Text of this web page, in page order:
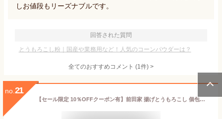
しお値段もリーズナブルです。
回答された質問
とうもろこし粉｜国産や業務用など！人気のコーンパウダーは？
全てのおすすめコメント (1件) >
no. 21
【セール限定 10％OFFクーポン有】前田家 揚げとうもろこし 個包装 宮古島雪塩使用 90g/140g 塩味 コーンスナック 揚げトウモロコシ 駄菓子 お菓子 おやつ スナック つまみ おつまみ メール便 送料無料 MAEDAYA